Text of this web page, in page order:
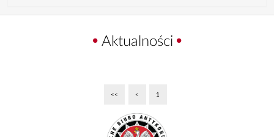
Aktualności
<< < 1